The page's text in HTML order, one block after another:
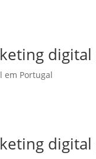
em Portugal